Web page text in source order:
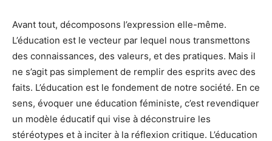
Avant tout, décomposons l’expression elle-même.
L’éducation est le vecteur par lequel nous transmettons
des connaissances, des valeurs, et des pratiques. Mais il
ne s’agit pas simplement de remplir des esprits avec des
faits. L’éducation est le fondement de notre société. En ce
sens, évoquer une éducation féministe, c’est revendiquer
un modèle éducatif qui vise à déconstruire les
stéréotypes et à inciter à la réflexion critique. L’éducation